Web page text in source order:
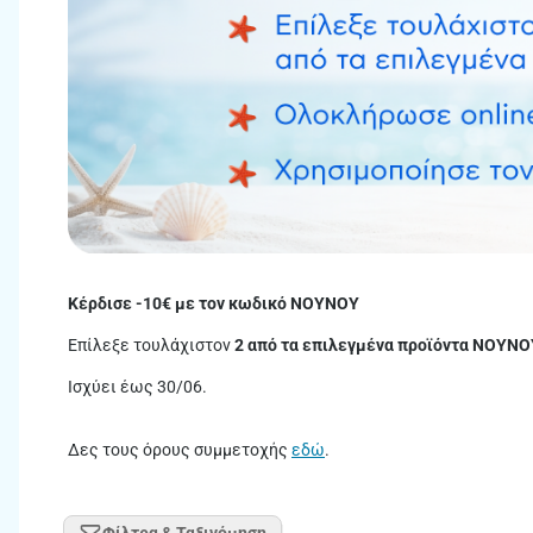
Κέρδισε -10€ με τον κωδικό ΝΟΥΝΟΥ
Επίλεξε τουλάχιστον2 από τα επιλεγμένα προϊόντα
Ισχύει έως 30/06.
Δες τους όρους συμμετοχής εδώ.